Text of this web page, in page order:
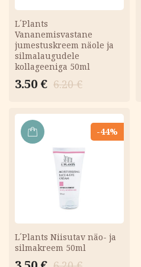
L´Plants
Vananemisvastane
jumestuskreem näole ja
silmalaugudele
kollageeniga 50ml
6.20€
Algne
6.20 €.
3.50 €
Current
3.50 €.
-44%
L´Plants Niisutav näo- ja
silmakreem 50ml
LISA
KORVI